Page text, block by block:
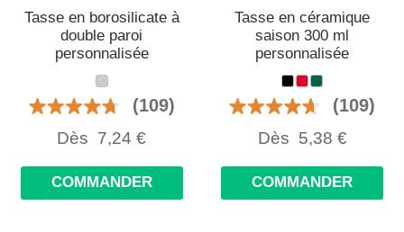
Tasse en borosilicate à
double paroi
personnalisée
(109)
Dès 7,24 €
COMMANDER
Tasse en céramique
saison 300 ml
personnalisée
(109)
Dès 5,38 €
COMMANDER